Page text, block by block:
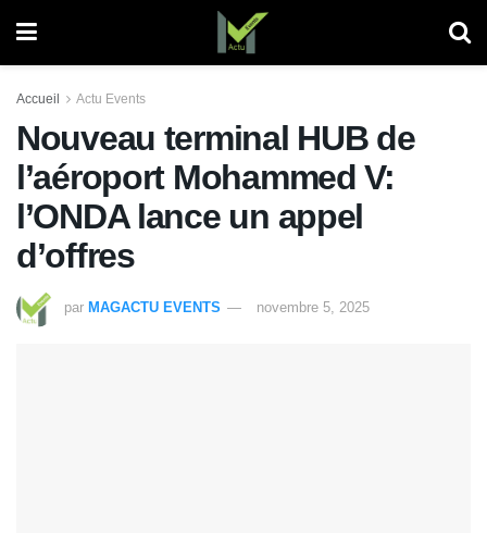
Accueil Actu Events
Nouveau terminal HUB de
l’aéroport Mohammed V:
l’ONDA lance un appel
d’offres
par MAGACTU EVENTS novembre 5, 2025